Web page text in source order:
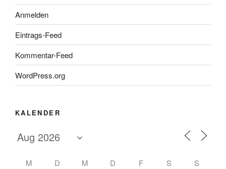
Anmelden
Eintrags-Feed
Kommentar-Feed
WordPress.org
KALENDER
M D M D F S S